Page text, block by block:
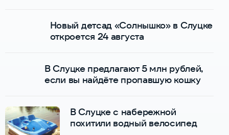
Новый детсад «Солнышко» в Слуцке
откроется 24 августа
В Слуцке предлагают 5 млн рублей,
если вы найдёте пропавшую кошку
В Слуцке с набережной
похитили водный велосипед